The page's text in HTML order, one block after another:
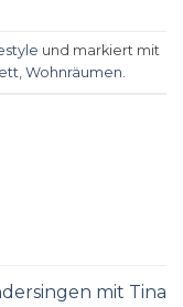
und markiert mit
Wohnräumen
mit Tina